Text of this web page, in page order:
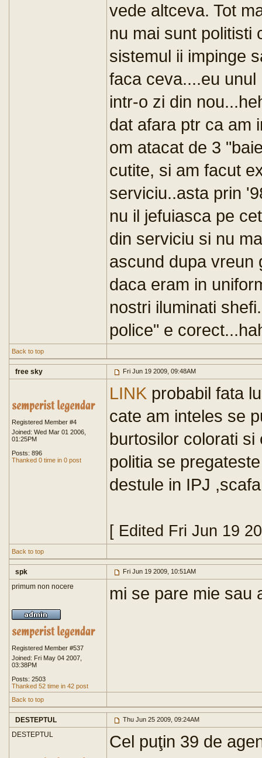
vede altceva. Tot
nu mai sunt politisti
sistemul ii impinge
faca ceva....eu
intr-o zi din
dat afara ptr ca am
om atacat de 3
cutite, si am facut
serviciu..asta prin
nu il jefuiasca pe
din serviciu si nu
ascund dupa vreun
daca eram in
nostri iluminati
police" e
Back to top
free sky Fri Jun 19 2009, 09:48AM
Registered Member #4
Joined: Wed Mar 01 2006,
01:25PM
Posts: 896
Thanked 0 time in 0 post
LINK probabil fata
cate am inteles se
burtosilor colorati
politia se
destule in IPJ
[ Edited Fri Jun 19
Back to top
spk Fri Jun 19 2009, 10:51AM
primum non nocere
Registered Member #537
Joined: Fri May 04 2007,
03:38PM
Posts: 2503
Thanked 52 time in 42 post
mi se pare mie sau
Back to top
DESTEPTUL Thu Jun 25 2009, 09:24AM
DESTEPTUL
Cel puţin 39 de